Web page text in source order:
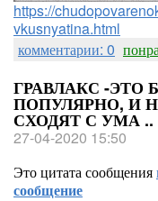
https://
vkusnyatina.html
комментарии: 0
ГРАВЛАКС -ЭТО
ПОПУЛЯРНО, И
СХОДЯТ С УМА ..
27-04-2020 15:50
Это цитата сообщения
сообщение